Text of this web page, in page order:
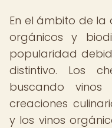
En el ámbito de la
orgánicos y
popularidad
distintivo. Los
buscando vinos
creaciones
y los vinos